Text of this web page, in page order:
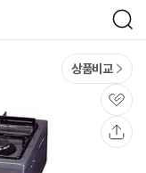
검
색
상품비교
관
심